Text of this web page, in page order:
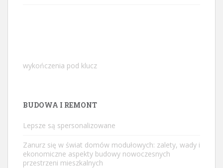
wykończenia pod klucz
BUDOWA I REMONT
Lepsze są spersonalizowane
Zanurz się w świat domów modułowych: zalety, wady i
ekonomiczne aspekty budowy nowoczesnych
przestrzeni mieszkalnych